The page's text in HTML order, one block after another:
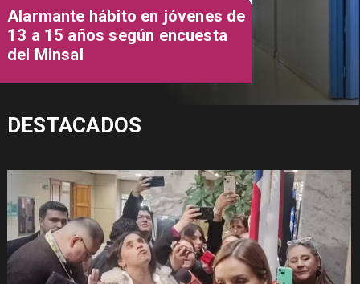
Alarmante hábito en jóvenes de
13 a 15 años según encuesta
del Minsal
DESTACADOS